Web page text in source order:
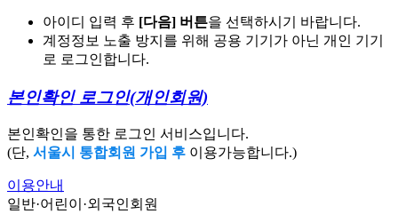
아이디 입력 후 [다음] 버튼을 선택하시기 바랍니다.
계정정보 노출 방지를 위해 공용 기기가 아닌 개인 기기
로 로그인합니다.
본인확인 로그인(개인회원)
본인확인을 통한 로그인 서비스입니다.
(단, 서울시 통합회원 가입 후 이용가능합니다.)
이용안내
일반·어린이·외국인회원